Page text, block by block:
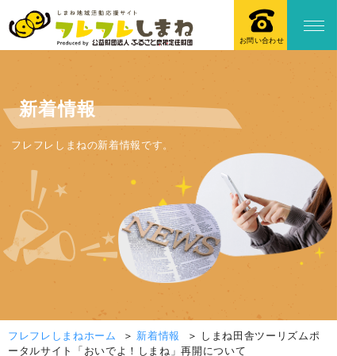
お問い合わせ
新着情報
フレフレしまねの新着情報です。
フレフレしまねホーム 新着情報
しまね田舎ツーリズムポ
ータルサイト「おいでよ！しまね」再開について